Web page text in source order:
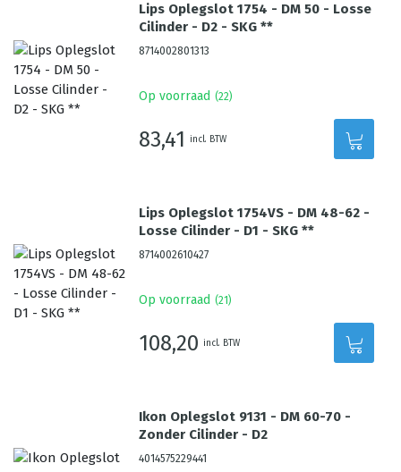
Lips Oplegslot 1754 - DM 50 - Losse
Cilinder - D2 - SKG **
8714002801313
Op voorraad (22)
83,41 incl. BTW
Lips Oplegslot 1754VS - DM 48-62 -
Losse Cilinder - D1 - SKG **
8714002610427
Op voorraad (21 )
108,20 incl. BTW
Ikon Oplegslot 9131 - DM 60-70 -
Zonder Cilinder - D2
4014575229441